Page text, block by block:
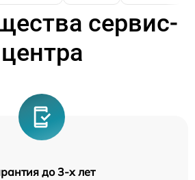
сервис-
центра
до 3-х лет